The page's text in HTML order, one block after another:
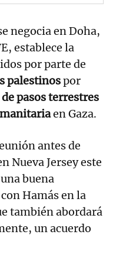
negocia en Doha,
establece la
por parte de
palestinospor
pasos terrestres
en Gaza.
antes de
Nueva Jersey este
buena
Hamás en la
también abordará
un acuerdo